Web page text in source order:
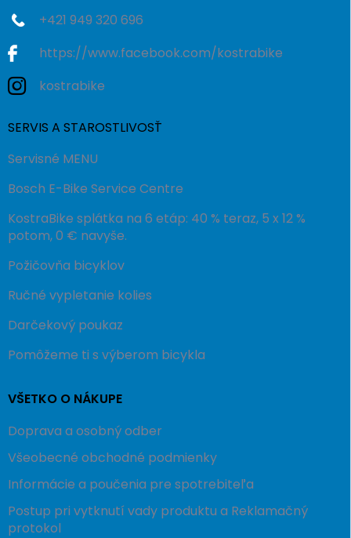
+421 949 320 696
https://www.facebook.com/kostrabike
kostrabike
SERVIS A STAROSTLIVOSŤ
Servisné MENU
Bosch E-Bike Service Centre
KostraBike splátka na 6 etáp: 40 % teraz, 5 x 12 %
potom, 0 € navyše.
Požičovňa bicyklov
Ručné vypletanie kolies
Darčekový poukaz
Pomôžeme ti s výberom bicykla
VŠETKO O NÁKUPE
Doprava a osobný odber
Všeobecné obchodné podmienky
Informácie a poučenia pre spotrebiteľa
Postup pri vytknutí vady produktu a Reklamačný
protokol